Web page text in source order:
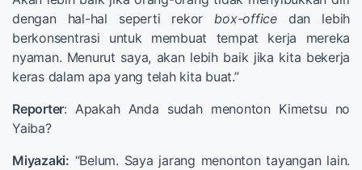
dengan hal-hal seperti rekor box-officedan lebih
berkonsentrasi untuk membuat tempat kerja mereka
nyaman. Menurut saya, akan lebih baik jika kita bekerja
keras dalam apa yang telah kita buat.”
Reporter: Apakah Anda sudah menonton Kimetsu no
Yaiba?
Miyazaki: “Belum. Saya jarang menonton tayangan lain.